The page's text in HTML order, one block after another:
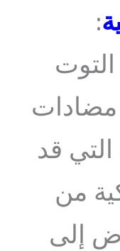
:
مضادات
قد
من
إلى